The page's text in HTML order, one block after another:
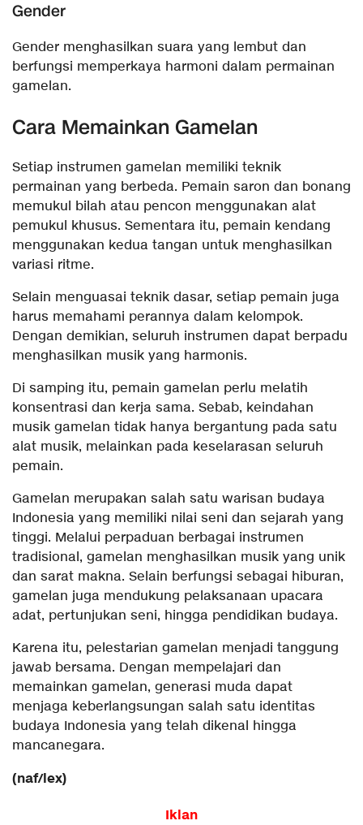
Gender
Gender menghasilkan suara yang lembut dan
berfungsi memperkaya harmoni dalam permainan
gamelan.
Cara Memainkan Gamelan
Setiap instrumen gamelan memiliki teknik
permainan yang berbeda. Pemain saron dan bonang
memukul bilah atau pencon menggunakan alat
pemukul khusus. Sementara itu, pemain kendang
menggunakan kedua tangan untuk menghasilkan
variasi ritme.
Selain menguasai teknik dasar, setiap pemain juga
harus memahami perannya dalam kelompok.
Dengan demikian, seluruh instrumen dapat berpadu
menghasilkan musik yang harmonis.
Di samping itu, pemain gamelan perlu melatih
konsentrasi dan kerja sama. Sebab, keindahan
musik gamelan tidak hanya bergantung pada satu
alat musik, melainkan pada keselarasan seluruh
pemain.
Gamelan merupakan salah satu warisan budaya
Indonesia yang memiliki nilai seni dan sejarah yang
tinggi. Melalui perpaduan berbagai instrumen
tradisional, gamelan menghasilkan musik yang unik
dan sarat makna. Selain berfungsi sebagai hiburan,
gamelan juga mendukung pelaksanaan upacara
adat, pertunjukan seni, hingga pendidikan budaya.
Karena itu, pelestarian gamelan menjadi tanggung
jawab bersama. Dengan mempelajari dan
memainkan gamelan, generasi muda dapat
menjaga keberlangsungan salah satu identitas
budaya Indonesia yang telah dikenal hingga
mancanegara.
(naf/lex)
Iklan